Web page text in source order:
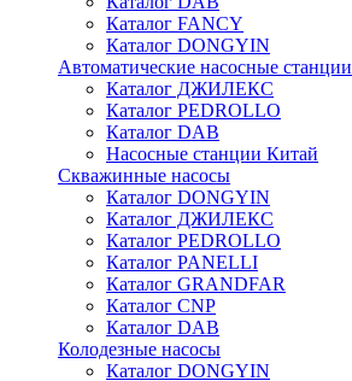
Каталог FANCY
Каталог DONGYIN
Автоматические насосные станции
Каталог ДЖИЛЕКС
Каталог PEDROLLO
Каталог DAB
Насосные станции Китай
Скважинные насосы
Каталог DONGYIN
Каталог ДЖИЛЕКС
Каталог PEDROLLO
Каталог PANELLI
Каталог GRANDFAR
Каталог CNP
Каталог DAB
Колодезные насосы
Каталог DONGYIN